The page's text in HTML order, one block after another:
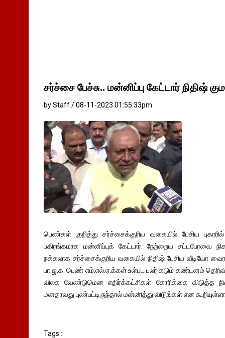
சர்ச்சை பேச்சு.. மன்னிப்பு கேட்டார் நிதிஷ்
by Staff / 08-11-2023 01:55:33pm
பெண்கள் குறித்து சர்ச்சைக்குரிய வகையில் பேசிய
பகிரங்கமாக மன்னிப்புக் கேட்டார். நேற்றைய சட்டபேரவை
நக்கலாக சர்ச்சைக்குரிய வகையில் நிதிஷ் பேசிய வீடியோ
பா.ஜ.க. பெண் எம்.எல்.ஏ.க்கள் உள்பட பலர் கடும் கண்டனம்
விலக வேண்டுமென எதிர்க்கட்சிகள் கோரிக்கை விடுத்த
மனதாவது புண்பட்டிருந்தால் மன்னித்து விடுங்கள் என
Tags :